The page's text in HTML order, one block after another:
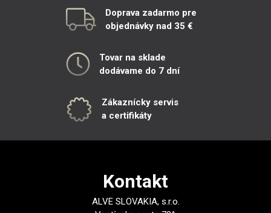
Doprava zadarmo pre
objednávky nad 35 €
Tovar na sklade
dodávame do 7 dní
Zákaznícky servis
a certifikáty
Kontakt
ALVE SLOVAKIA, s.r.o.